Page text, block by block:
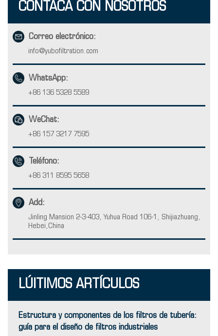
CONTACA CON NOSOTROS
Correo electrónico:
info@yubofiltration.com
WhatsApp:
+86 136 5328 5589
WeChat:
+86 157 3217 7595
Teléfono:
+86 311 8595 5658
Add:
Jinling Mansion 2-3-403, Yuhua Road 106-1, Shijiazhuang,
Hebei,China
LÚlTIMOS ARTÍCULOS
Estructura y componentes de los filtros de tubería:
guía para el diseño de filtros industriales